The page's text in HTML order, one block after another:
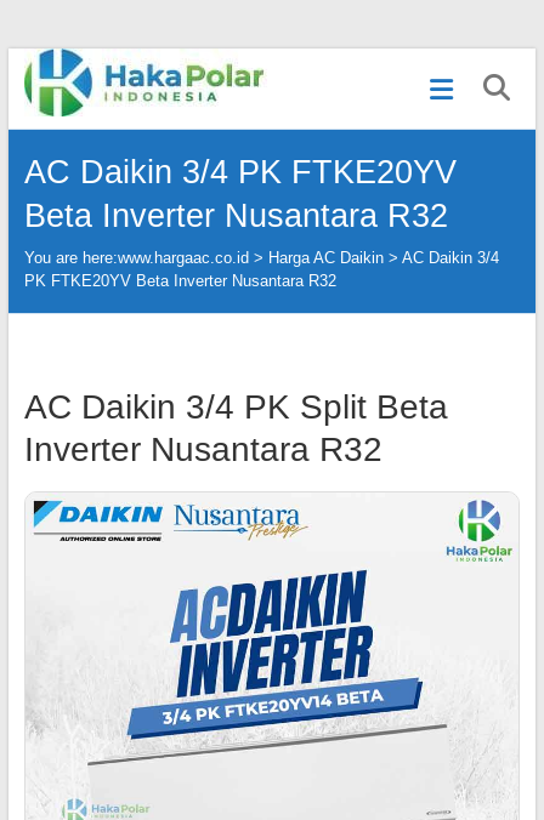
Skip
content
Telp
:
(021)
|
WA
:
081919232328
|
AC Daikin 3/4 PK FTKE20YV
Beta Inverter Nusantara R32
You are here:www.hargaac.co.id > Harga AC Daikin> AC Daikin 3/4
PK FTKE20YV Beta Inverter Nusantara R32
AC Daikin 3/4 PK Split Beta
Inverter Nusantara R32